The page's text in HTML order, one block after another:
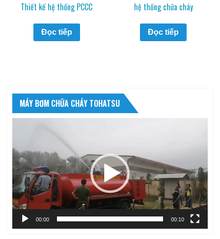
Thiết kế hệ thống PCCC
Đọc tiếp
hệ thống chữa cháy
Đọc tiếp
MÁY BƠM CHỮA CHÁY TOHATSU
Video
00:00 00:10